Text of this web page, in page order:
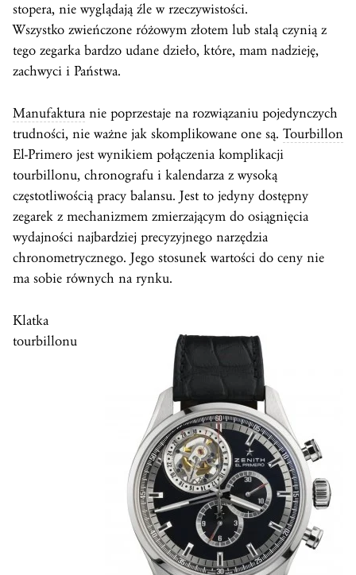
stopera, nie wyglądają źle w rzeczywistości.
Wszystko zwieńczone różowym złotem lub stalą czynią z
tego zegarka bardzo udane dzieło, które, mam nadzieję,
zachwyci i Państwa.
Manufaktura nie poprzestaje na rozwiązaniu pojedynczych
trudności, nie ważne jak skomplikowane one są. Tourbillon
El-Primero jest wynikiem połączenia komplikacji
tourbillonu, chronografu i kalendarza z wysoką
częstotliwością pracy balansu. Jest to jedyny dostępny
zegarek z mechanizmem zmierzającym do osiągnięcia
wydajności najbardziej precyzyjnego narzędzia
chronometrycznego. Jego stosunek wartości do ceny nie
ma sobie równych na rynku.
Klatka
tourbillonu